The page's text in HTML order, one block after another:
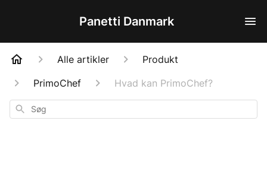
Panetti Danmark
Alle artikler
Produkt
PrimoChef
Hvad kan PrimoChef?
Søg